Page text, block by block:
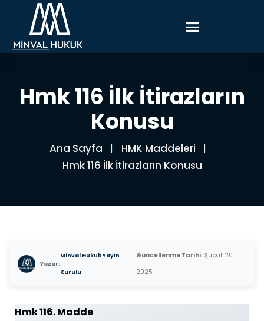
Hmk 116 İlk İtirazların
Konusu
Ana Sayfa
HMK Maddeleri
Hmk 116 İlk İtirazların Konusu
Yazar:
Minval Hukuk Yayın
Kurulu
Güncellenme Tarihi:Şubat 20,
2025
Hmk 116. Madde